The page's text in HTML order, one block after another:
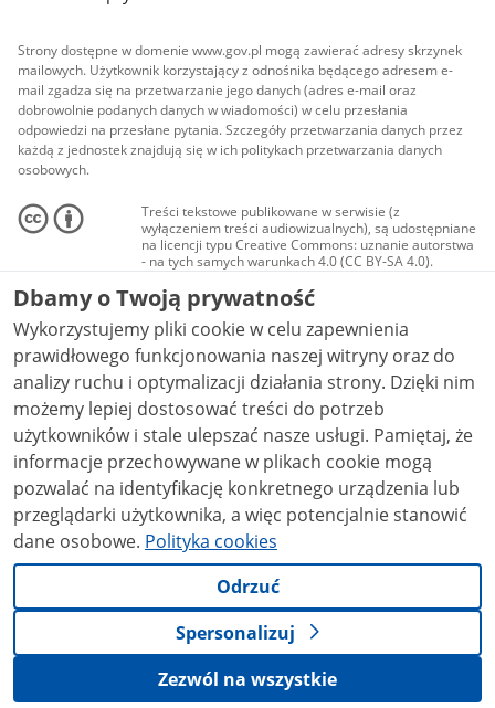
Strony dostępne w domenie www.gov.pl mogą zawierać adresy skrzynek
mailowych. Użytkownik korzystający z odnośnika będącego adresem e-
mail zgadza się na przetwarzanie jego danych (adres e-mail oraz
dobrowolnie podanych danych w wiadomości) w celu przesłania
odpowiedzi na przesłane pytania. Szczegóły przetwarzania danych przez
każdą z jednostek znajdują się w ich politykach przetwarzania danych
osobowych.
Treści tekstowe publikowane w serwisie (z
wyłączeniem treści audiowizualnych), są udostępniane
na licencji typu Creative Commons: uznanie autorstwa
- na tych samych warunkach 4.0 (CC BY-SA 4.0).
Materiały audiowizualne, w tym zdjęcia, materiały
audio i wideo, są udostępniane na licencji typu
Creative Commons: uznanie autorstwa użycie
niekomercyjne - bez utworów zależnych 4.0 (CC BY-
NC-ND 4.0), o ile nie jest to stwierdzone inaczej.
Dbamy o Twoją prywatność
Wykorzystujemy pliki cookie w celu zapewnienia
prawidłowego funkcjonowania naszej witryny oraz do
analizy ruchu i optymalizacji działania strony. Dzięki nim
możemy lepiej dostosować treści do potrzeb
użytkowników i stale ulepszać nasze usługi. Pamiętaj, że
informacje przechowywane w plikach cookie mogą
pozwalać na identyfikację konkretnego urządzenia lub
przeglądarki użytkownika, a więc potencjalnie stanowić
dane osobowe. Polityka cookies
Odrzuć
Spersonalizuj
Zezwól na wszystkie